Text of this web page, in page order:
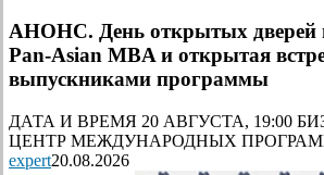
АНОНС. День открытых дверей
Pan-Asian MBA и открытая
выпускниками программы
ДАТА И ВРЕМЯ 20 АВГУСТА, 19:00
ЦЕНТР МЕЖДУНАРОДНЫХ
expert20.08.2026